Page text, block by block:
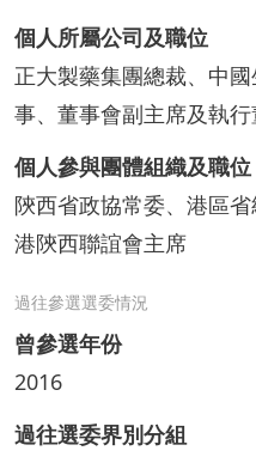
個人所屬公司及職位
正大製藥集團總裁、中
事、董事會副主席及執
個人參與團體組織及職位
陝西省政協常委、港區
港陝西聯誼會主席
過往參選選委情況
曾參選年份
2016
過往選委界別分組